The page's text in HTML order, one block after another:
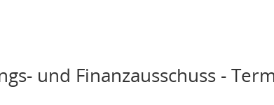
und Finanzausschuss -